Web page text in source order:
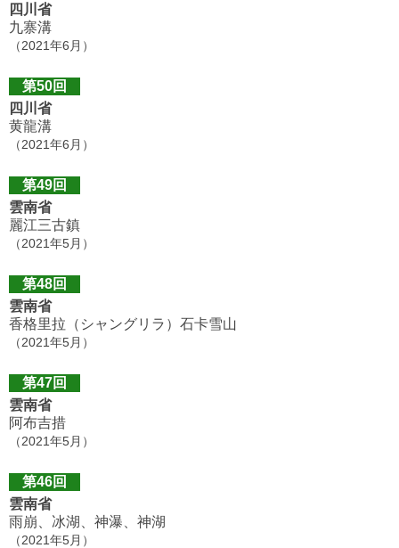
四川省
九寨溝
（2021年6月）
第50回
四川省
黄龍溝
（2021年6月）
第49回
雲南省
麗江三古鎮
（2021年5月）
第48回
雲南省
香格里拉（シャングリラ）石卡雪山
（2021年5月）
第47回
雲南省
阿布吉措
（2021年5月）
第46回
雲南省
雨崩、冰湖、神瀑、神湖
（2021年5月）